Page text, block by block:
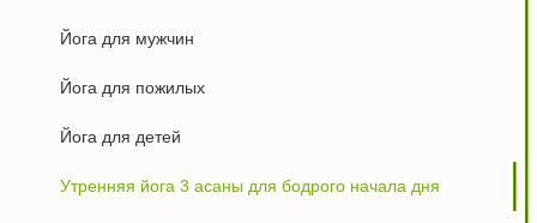
Йога для мужчин
Йога для пожилых
Йога для детей
Утренняя йога 3 асаны для бодрого начала дня